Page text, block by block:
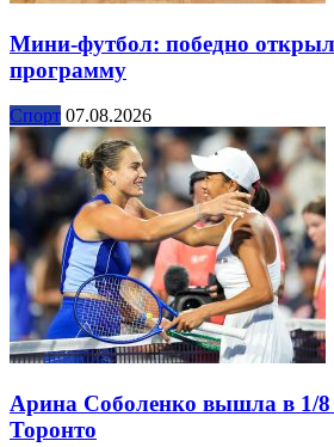
Мини-футбол: победно
программу
Спорт 07.08.2026
Арина Соболенко вышла в 1/
Торонто